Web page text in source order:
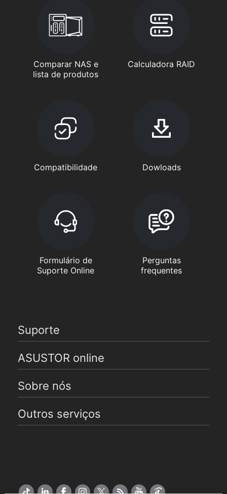
Comparar NAS e
lista de produtos
Calculadora RAID
Compatibilidade Dowloads
Formulário de
Suporte Online
Perguntas
frequentes
Suporte
ASUSTOR online
Sobre nós
Outros serviços